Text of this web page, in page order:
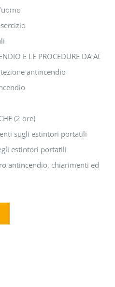
E LE PROCEDURE DA
antincendio
(2 ore)
sugli estintori portatili
estintori portatili
antincendio, chiarimenti ed